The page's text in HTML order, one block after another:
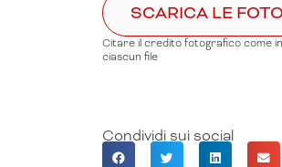
SCARICA LE
Citare il credito fotografico come
ciascun file
Condividi sui social